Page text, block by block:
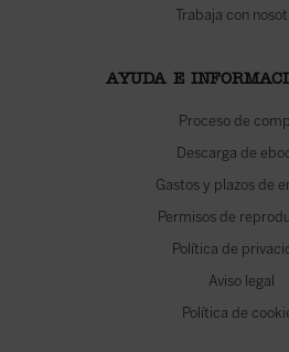
Trabaja con
AYUDA E
Proceso de
Descarga de
Gastos y plazos de
Permisos de
Política de
Aviso legal
Política de